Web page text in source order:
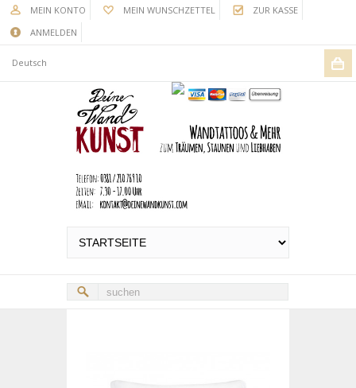
MEIN KONTO MEIN WUNSCHZETTEL
ZUR KASSE
ANMELDEN
Deutsch